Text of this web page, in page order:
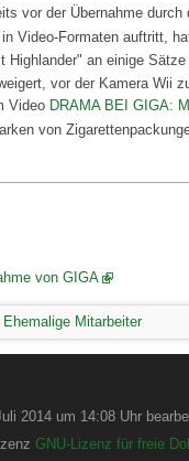
vor der Übernahme durch
Video-Formaten auftritt,
Highlander" an einige
vor der Kamera Wii
Video DRAMA BEI GIGA:
von
von GIGA
Ehemalige Mitarbeiter
2014 um 14:08 Uhr
GNU-Lizenz für freie